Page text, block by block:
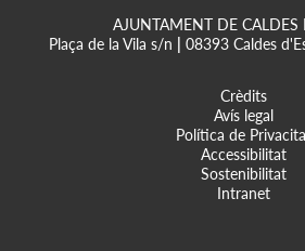
AJUNTAMENT DE CALDES
Plaça de la Vila s/n
08393 Caldes
Crèdits
Avís legal
Política de
Accessibilitat
Sostenibilitat
Intranet